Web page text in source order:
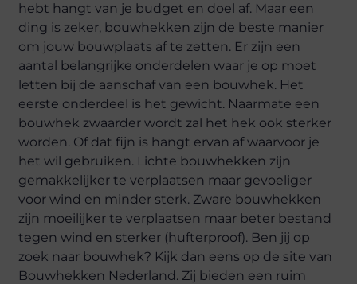
hebt hangt van je budget en doel af. Maar een
ding is zeker, bouwhekken zijn de beste manier
om jouw bouwplaats af te zetten. Er zijn een
aantal belangrijke onderdelen waar je op moet
letten bij de aanschaf van een bouwhek. Het
eerste onderdeel is het gewicht. Naarmate een
bouwhek zwaarder wordt zal het hek ook sterker
worden. Of dat fijn is hangt ervan af waarvoor je
het wil gebruiken. Lichte bouwhekken zijn
gemakkelijker te verplaatsen maar gevoeliger
voor wind en minder sterk. Zware bouwhekken
zijn moeilijker te verplaatsen maar beter bestand
tegen wind en sterker (hufterproof). Ben jij op
zoek naar bouwhek? Kijk dan eens op de site van
Bouwhekken Nederland. Zij bieden een ruim